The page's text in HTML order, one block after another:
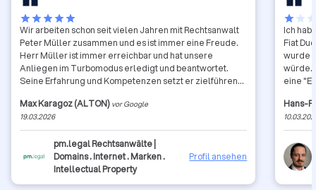
starstarstarstarstar
Wir arbeiten schon seit vielen Jahren mit Rechtsanwalt
Peter Müller zusammen und es ist immer eine Freude.
Herr Müller ist immer erreichbar und hat unsere
Anliegen im Turbomodus erledigt und beantwortet.
Seine Erfahrung und Kompetenzen setzt er zielführend
Blick. Seine Ergebnisse sprechen für ihn. Wir sind
vollstens zufrieden mit Herrn Müller und können ihn nur
wärmstes empfehlen. Wir freuen uns auf eine weitee
langjährige Zusammenarbeit. Danke!
Max Karagoz (ALTON) vor Google
19.03.2026
pm.legal Rechtsanwälte |
Domains . Internet . Marken .
Intellectual Property
Profil ansehen
starstar
Ich
Fiat
wurde
würde.
eine
die die
(Prosa)
Hans-